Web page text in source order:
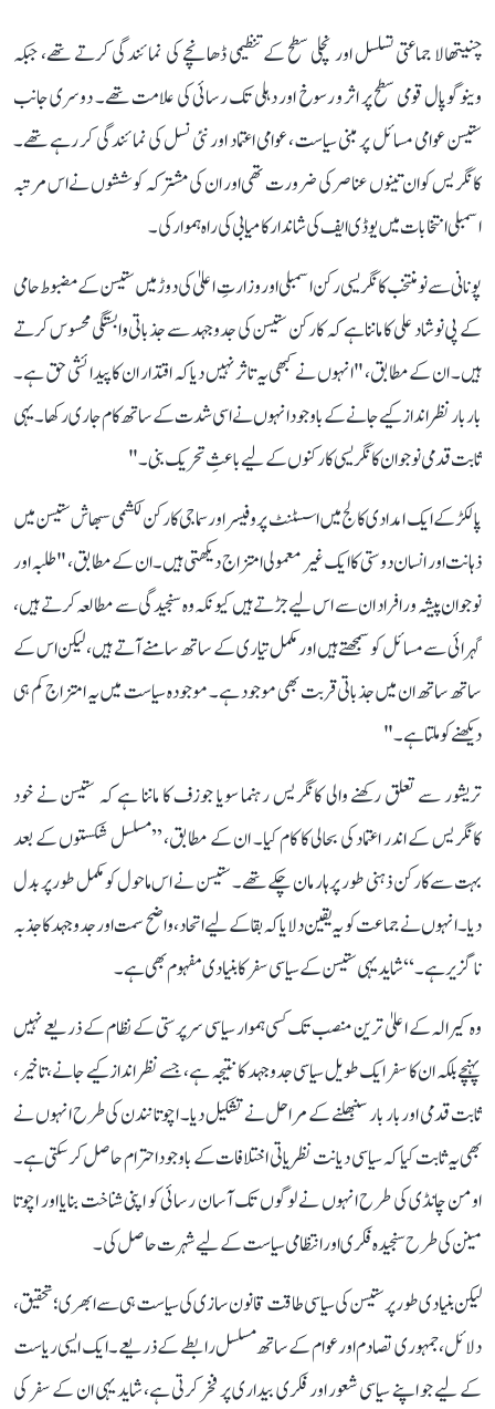
چنیتھالا جماعتی تسلسل اور نچلی سطح کے تنظیمی ڈھانچے کی نمائندگی کرتے تھے، جبکہ
وینوگوپال قومی سطح پر اثر و رسوخ اور دہلی تک رسائی کی علامت تھے۔ دوسری جانب
ستیسن عوامی مسائل پر مبنی سیاست، عوامی اعتماد اور نئی نسل کی نمائندگی کر رہے تھے۔
کانگریس کو ان تینوں عناصر کی ضرورت تھی اور ان کی مشترکہ کوششوں نے اس مرتبہ
اسمبلی انتخابات میں یو ڈی ایف کی شاندار کامیابی کی راہ ہموار کی۔
پونانی سے نومنتخب کانگریسی رکن اسمبلی اور وزارتِ اعلیٰ کی دوڑ میں ستیسن کے مضبوط حامی
کے پی نوشاد علی کا ماننا ہے کہ کارکن ستیسن کی جدوجہد سے جذباتی وابستگی محسوس کرتے
ہیں۔ ان کے مطابق، "انہوں نے کبھی یہ تاثر نہیں دیا کہ اقتدار ان کا پیدائشی حق ہے۔
بار بار نظر انداز کیے جانے کے باوجود انہوں نے اسی شدت کے ساتھ کام جاری رکھا۔ یہی
ثابت قدمی نوجوان کانگریسی کارکنوں کے لیے باعثِ تحریک بنی۔"
پالکڑ کے ایک امدادی کالج میں اسسٹنٹ پروفیسر اور سماجی کارکن لکشمی سبھاش ستیسن میں
ذہانت اور انسان دوستی کا ایک غیر معمولی امتزاج دیکھتی ہیں۔ ان کے مطابق، "طلبہ اور
نوجوان پیشہ ور افراد ان سے اس لیے جڑتے ہیں کیونکہ وہ سنجیدگی سے مطالعہ کرتے ہیں،
گہرائی سے مسائل کو سمجھتے ہیں اور مکمل تیاری کے ساتھ سامنے آتے ہیں، لیکن اس کے
ساتھ ساتھ ان میں جذباتی قربت بھی موجود ہے۔ موجودہ سیاست میں یہ امتزاج کم ہی
دیکھنے کو ملتا ہے۔"
تریشور سے تعلق رکھنے والی کانگریس رہنما سویا جوزف کا ماننا ہے کہ ستیسن نے خود
کانگریس کے اندر اعتماد کی بحالی کا کام کیا۔ ان کے مطابق، ’’مسلسل شکستوں کے بعد
بہت سے کارکن ذہنی طور پر ہار مان چکے تھے۔ ستیسن نے اس ماحول کو مکمل طور پر بدل
دیا۔ انہوں نے جماعت کو یہ یقین دلایا کہ بقا کے لیے اتحاد، واضح سمت اور جدوجہد کا جذبہ
ناگزیر ہے۔‘‘ شاید یہی ستیسن کے سیاسی سفر کا بنیادی مفہوم بھی ہے۔
وہ کیرالہ کے اعلیٰ ترین منصب تک کسی ہموار سیاسی سرپرستی کے نظام کے ذریعے نہیں
پہنچے بلکہ ان کا سفر ایک طویل سیاسی جدوجہد کا نتیجہ ہے، جسے نظر انداز کیے جانے، تاخیر،
ثابت قدمی اور بار بار سنبھلنے کے مراحل نے تشکیل دیا۔ اچوتانندن کی طرح انہوں نے
بھی یہ ثابت کیا کہ سیاسی دیانت نظریاتی اختلافات کے باوجود احترام حاصل کر سکتی ہے۔
اومن چانڈی کی طرح انہوں نے لوگوں تک آسان رسائی کو اپنی شناخت بنایا اور اچوتا
مینن کی طرح سنجیدہ فکری اور انتظامی سیاست کے لیے شہرت حاصل کی۔
لیکن بنیادی طور پر ستیسن کی سیاسی طاقت قانون سازی کی سیاست ہی سے ابھری؛ تحقیق،
دلائل، جمہوری تصادم اور عوام کے ساتھ مسلسل رابطے کے ذریعے۔ ایک ایسی ریاست
کے لیے جو اپنے سیاسی شعور اور فکری بیداری پر فخر کرتی ہے، شاید یہی ان کے سفر کی